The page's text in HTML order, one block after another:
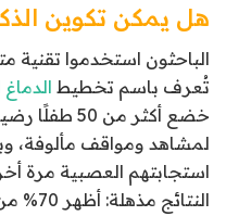
هل يمكن تكوين
الباحثون استخدموا تقنية
تُعرف باسم تخطيط
خضع أكثر من
لمشاهد ومواقف مألوفة،
استجابتهم العصبية مرة